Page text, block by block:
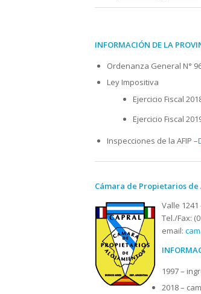
INFORMACIÓN DE LA
Ordenanza General N°
Ley Impositiva
Ejercicio Fiscal
Ejercicio Fiscal
Inspecciones de la AFIP –
Cámara de Propietarios de
Valle
Tel./Fax:
email:
1997 –
2018 –